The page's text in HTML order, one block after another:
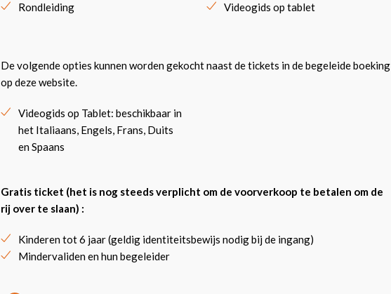
Rondleiding Videogids op tablet
De volgende opties kunnen worden gekocht naast de tickets in de begeleide boeking
op deze website.
Videogids op Tablet: beschikbaar in
het Italiaans, Engels, Frans, Duits
en Spaans
Gratis ticket (het is nog steeds verplicht om de voorverkoop te betalen om de
rij over te slaan) :
Kinderen tot 6 jaar (geldig identiteitsbewijs nodig bij de ingang)
Mindervaliden en hun begeleider